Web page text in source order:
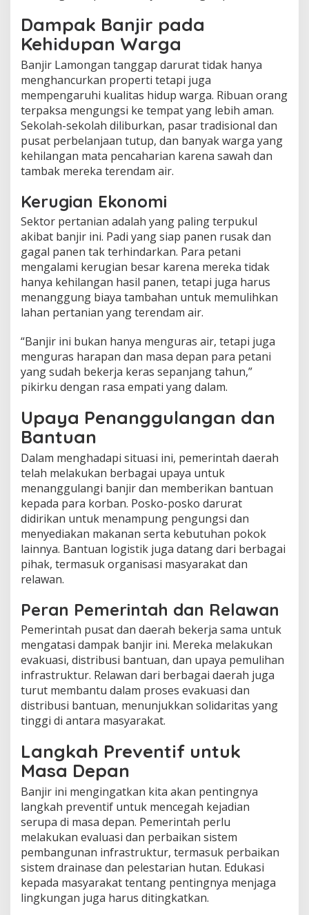
Dampak Banjir pada
Kehidupan Warga
Banjir Lamongan tanggap darurat tidak hanya
menghancurkan properti tetapi juga
mempengaruhi kualitas hidup warga. Ribuan orang
terpaksa mengungsi ke tempat yang lebih aman.
Sekolah-sekolah diliburkan, pasar tradisional dan
pusat perbelanjaan tutup, dan banyak warga yang
kehilangan mata pencaharian karena sawah dan
tambak mereka terendam air.
Kerugian Ekonomi
Sektor pertanian adalah yang paling terpukul
akibat banjir ini. Padi yang siap panen rusak dan
gagal panen tak terhindarkan. Para petani
mengalami kerugian besar karena mereka tidak
hanya kehilangan hasil panen, tetapi juga harus
menanggung biaya tambahan untuk memulihkan
lahan pertanian yang terendam air.
“Banjir ini bukan hanya menguras air, tetapi juga
menguras harapan dan masa depan para petani
yang sudah bekerja keras sepanjang tahun,”
pikirku dengan rasa empati yang dalam.
Upaya Penanggulangan dan
Bantuan
Dalam menghadapi situasi ini, pemerintah daerah
telah melakukan berbagai upaya untuk
menanggulangi banjir dan memberikan bantuan
kepada para korban. Posko-posko darurat
didirikan untuk menampung pengungsi dan
menyediakan makanan serta kebutuhan pokok
lainnya. Bantuan logistik juga datang dari berbagai
pihak, termasuk organisasi masyarakat dan
relawan.
Peran Pemerintah dan Relawan
Pemerintah pusat dan daerah bekerja sama untuk
mengatasi dampak banjir ini. Mereka melakukan
evakuasi, distribusi bantuan, dan upaya pemulihan
infrastruktur. Relawan dari berbagai daerah juga
turut membantu dalam proses evakuasi dan
distribusi bantuan, menunjukkan solidaritas yang
tinggi di antara masyarakat.
Langkah Preventif untuk
Masa Depan
Banjir ini mengingatkan kita akan pentingnya
langkah preventif untuk mencegah kejadian
serupa di masa depan. Pemerintah perlu
melakukan evaluasi dan perbaikan sistem
pembangunan infrastruktur, termasuk perbaikan
sistem drainase dan pelestarian hutan. Edukasi
kepada masyarakat tentang pentingnya menjaga
lingkungan juga harus ditingkatkan.